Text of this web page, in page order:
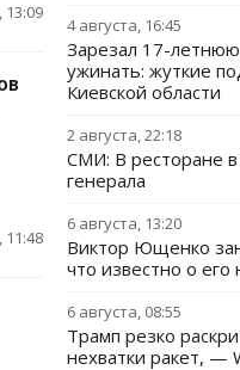
13:09
11:48
4 августа, 16:45
Зарезал 17-
ужинать: жуткие
Киевской области
2 августа, 22:18
СМИ: В ресторане
генерала
6 августа, 13:20
Виктор Ющенко
что известно о его
6 августа, 08:55
Трамп резко
нехватки ракет, —